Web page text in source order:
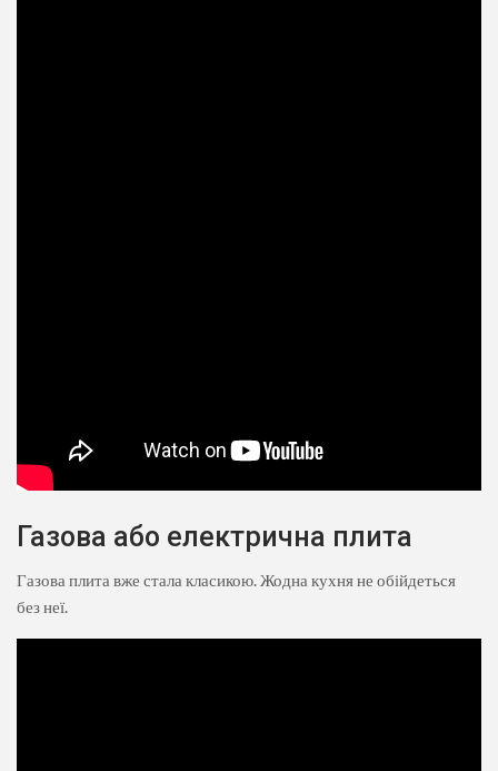
Газова або електрична плита
Газова плита вже стала класикою. Жодна кухня не обійдеться
без неї.